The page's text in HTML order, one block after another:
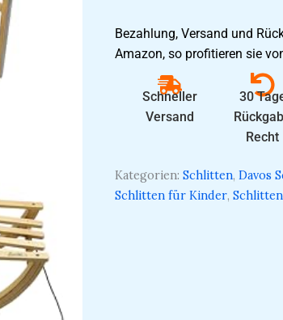
Bezahlung, Versand und
Amazon, so profitieren sie
Schneller
Versand
30
Recht
Kategorien: Schlitten, Davos
Schlitten für Kinder,